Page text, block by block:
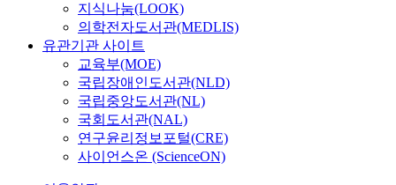
지식나눔(LOOK)
의학전자도서관(MEDLIS)
유관기관 사이트
교육부(MOE)
국립장애인도서관(NLD)
국립중앙도서관(NL)
국회도서관(NAL)
연구윤리정보포털(CRE)
사이언스온 (ScienceON)